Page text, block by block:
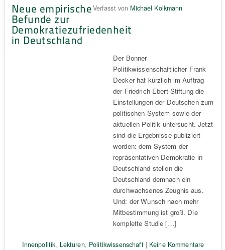
Neue empirische
Befunde zur
Demokratiezufriedenheit
in Deutschland
Verfasst von Michael Kolkmann
Der Bonner
Politikwissenschaftlicher Frank
Decker hat kürzlich im Auftrag
der Friedrich-Ebert-Stiftung die
Einstellungen der Deutschen zum
politischen System sowie der
aktuellen Politik untersucht. Jetzt
sind die Ergebnisse publiziert
worden: dem System der
repräsentativen Demokratie in
Deutschland stellen die
Deutschland demnach ein
durchwachsenes Zeugnis aus.
Und: der Wunsch nach mehr
Mitbestimmung ist groß. Die
komplette Studie […]
Innenpolitik, Lektüren, Politikwissenschaft| Keine Kommentare